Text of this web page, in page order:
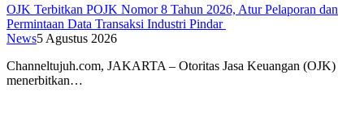
OJK Terbitkan POJK Nomor 8 Tahun 2026, Atur Pelaporan dan
Permintaan Data Transaksi Industri Pindar
News5 Agustus 2026
Channeltujuh.com, JAKARTA – Otoritas Jasa Keuangan (OJK)
menerbitkan…